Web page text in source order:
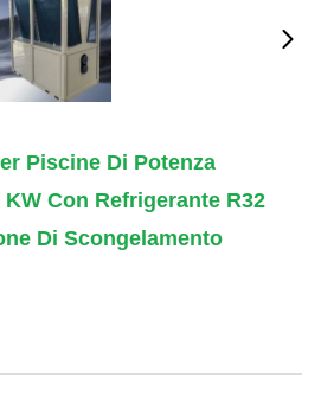
Piscine Di Potenza
Con Refrigerante R32
Di Scongelamento